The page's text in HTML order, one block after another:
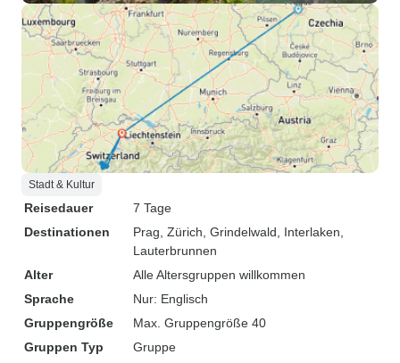
Stadt & Kultur
Reisedauer
7 Tage
Destinationen
Prag , Zürich , Grindelwald , Interlaken
Lauterbrunnen
Alter
Alle Altersgruppen willkommen
Sprache
Nur: Englisch
Gruppengröße
Max. Gruppengröße 40
Gruppen Typ
Gruppe